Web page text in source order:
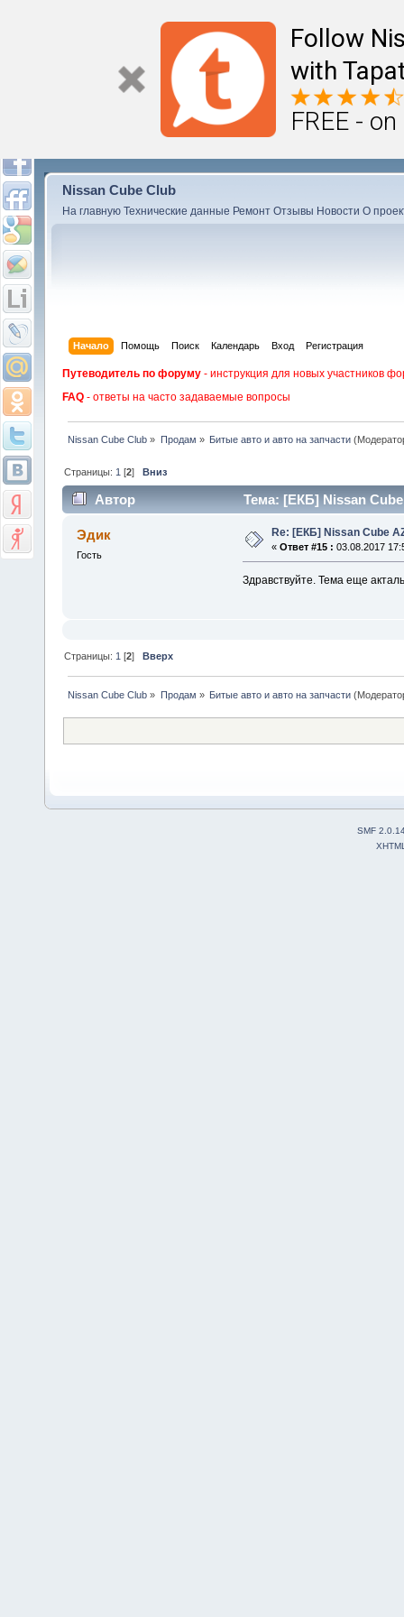
Follow
with
FREE -
Nissan Cube Club
На главную Технические данные Ремонт Отзывы Новости О
Начало Помощь Поиск Календарь Вход Регистрация
Путеводитель по форуму - инструкция для новых участников
FAQ - ответы на часто задаваемые вопросы
Nissan Cube Club » Продам » Битые авто и авто на запчасти
Страницы: 1 [2]Вниз
Автор Тема: [ЕКБ] Nissan Cube
Эдик
Гость
Re: [ЕКБ] Nissan Cube
« Ответ #15 : 03.08.2017
Здравствуйте. Тема еще
Страницы:1 [2] Вверх
Nissan Cube Club » Продам » Битые авто и авто на запчасти
SMF